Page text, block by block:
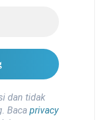
dan tidak
Baca privacy